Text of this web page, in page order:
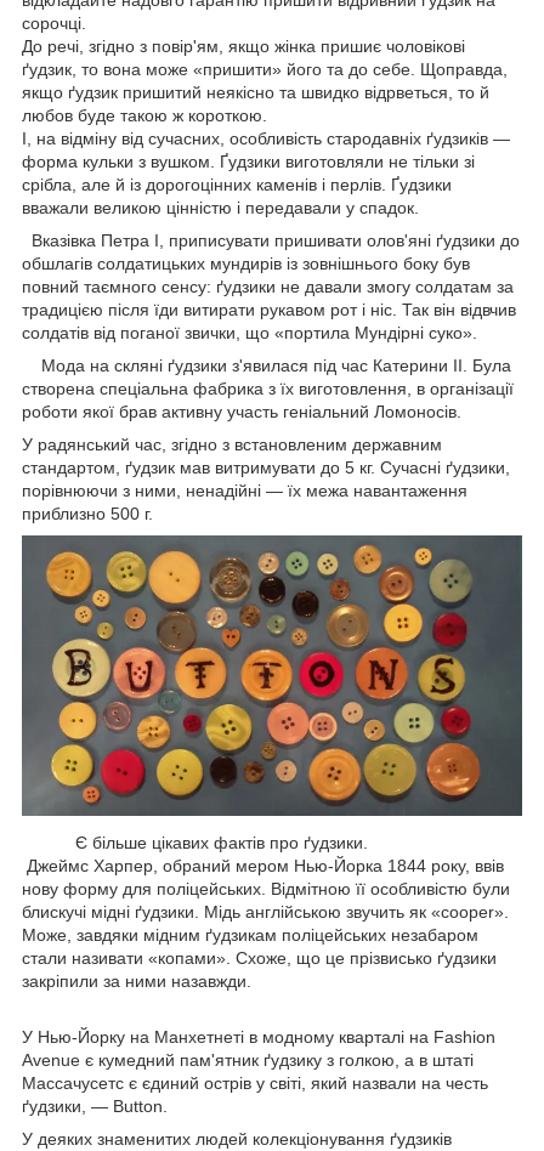
сорочці.
До речі, згідно з повір'ям, якщо жінка пришиє чоловікові
ґудзик, то вона може «пришити» його та до себе. Щоправда,
якщо ґудзик пришитий неякісно та швидко відрветься, то й
любов буде такою ж короткою.
І, на відміну від сучасних, особливість стародавніх ґудзиків —
форма кульки з вушком. Ґудзики виготовляли не тільки зі
срібла, але й із дорогоцінних каменів і перлів. Ґудзики
вважали великою цінністю і передавали у спадок.
Вказівка Петра I, приписувати пришивати олов'яні ґудзики до
обшлагів солдатицьких мундирів із зовнішнього боку був
повний таємного сенсу: ґудзики не давали змогу солдатам за
традицією після їди витирати рукавом рот і ніс. Так він відвчив
солдатів від поганої звички, що «портила Мундірні суко».
Мода на скляні ґудзики з'явилася під час Катерини II. Була
створена спеціальна фабрика з їх виготовлення, в організації
роботи якої брав активну участь геніальний Ломоносів.
У радянський час, згідно з встановленим державним
стандартом, ґудзик мав витримувати до 5 кг. Сучасні ґудзики,
порівнюючи з ними, ненадійні — їх межа навантаження
приблизно 500 г.
Є більше цікавих фактів про ґудзики.
Джеймс Харпер, обраний мером Нью-Йорка 1844 року, ввів
нову форму для поліцейських. Відмітною її особливістю були
блискучі мідні ґудзики. Мідь англійською звучить як «cooper».
Може, завдяки мідним ґудзикам поліцейських незабаром
стали називати «копами». Схоже, що це прізвисько ґудзики
закріпили за ними назавжди.
У Нью-Йорку на Манхетнеті в модному кварталі на Fashion
Avenue є кумедний пам'ятник ґудзику з голкою, а в штаті
Массачусетс є єдиний острів у світі, який назвали на честь
ґудзики, — Button.
У деяких знаменитих людей колекціонування ґудзиків